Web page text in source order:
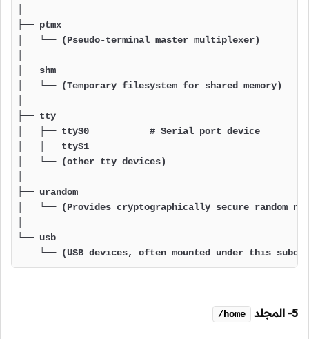
├── ptmx
│   └── (Pseudo-terminal master multiplexer)
├── shm
│   └── (Temporary filesystem for shared memory)
├── tty
│   ├── ttyS0           # Serial port device
│   ├── ttyS1
│   └── (other tty devices)
├── urandom
│   └── (Provides cryptographically secure random
└── usb
└── (USB devices, often mounted under this
5- المجلد /home